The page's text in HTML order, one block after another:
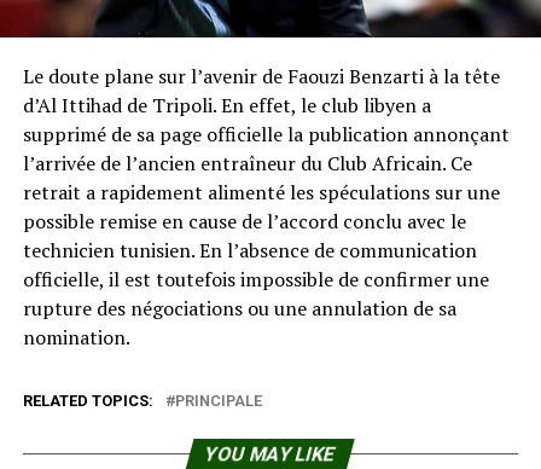
Le doute plane sur l’avenir de Faouzi Benzarti à la tête
d’Al Ittihad de Tripoli. En effet, le club libyen a
supprimé de sa page officielle la publication annonçant
l’arrivée de l’ancien entraîneur du Club Africain. Ce
retrait a rapidement alimenté les spéculations sur une
possible remise en cause de l’accord conclu avec le
technicien tunisien. En l’absence de communication
officielle, il est toutefois impossible de confirmer une
rupture des négociations ou une annulation de sa
nomination.
RELATED TOPICS: PRINCIPALE
YOU MAY LIKE